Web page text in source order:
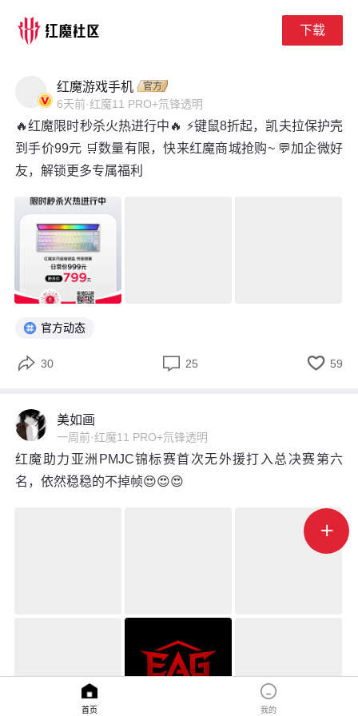
下载
红魔游戏手机
6天前·红魔11 PRO+氘锋透明
🔥红魔限时秒杀火热进行中🔥 ⚡键鼠8折起，凯夫拉保护壳
到手价99元 🛒数量有限，快来红魔商城抢购~ 💬加企微好
友，解锁更多专属福利
官方动态
 30  25  59
美如画
一周前·红魔11 PRO+氘锋透明
红魔助力亚洲PMJC锦标赛首次无外援打入总决赛第六
名，依然稳稳的不掉帧😍😍😍

首页 我的